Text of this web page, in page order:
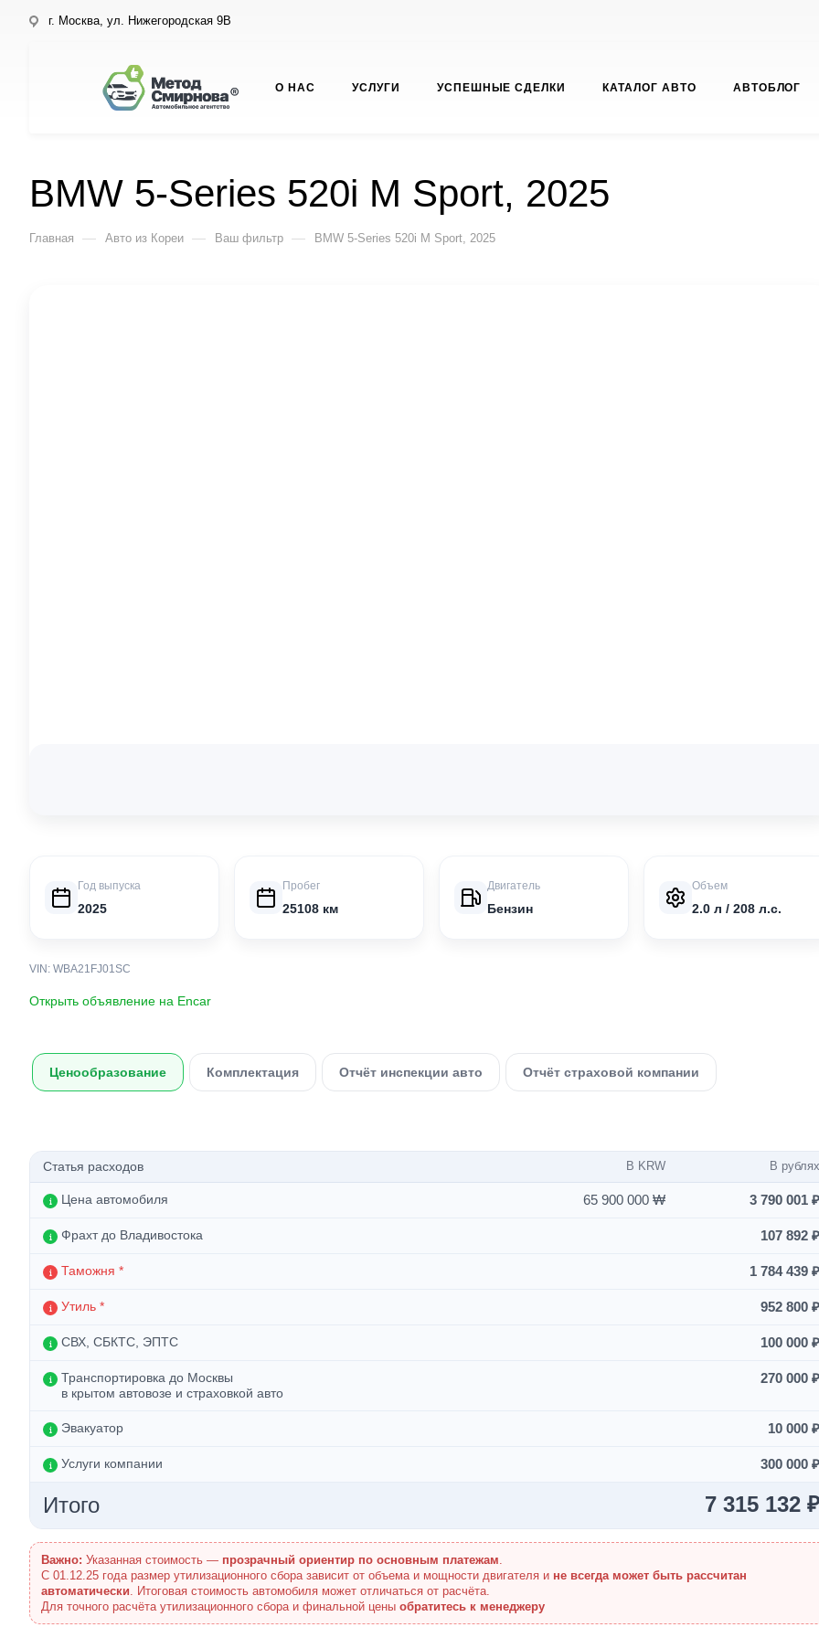
г. Москва, ул. Нижегородская 9В
О НАС УСЛУГИ УСПЕШНЫЕ СДЕЛКИ КАТАЛОГ АВТО АВТОБЛОГ
BMW 5-Series 520i M Sport, 2025
Главная — Авто из Кореи — Ваш фильтр — BMW 5-Series 520i M Sport, 2025
Год выпуска
2025
Пробег
25108 км
Двигатель
Бензин
Объем
2.0 л / 208 л.с.
VIN: WBA21FJ01SC
Открыть объявление на Encar
Ценообразование Комплектация Отчёт инспекции авто Отчёт страховой компании
Статья расходов В KRW В рублях
Цена автомобиля 65 900 000 ₩ 3 790 001 ₽
Фрахт до Владивостока 107 892 ₽
Таможня * 1 784 439 ₽
Утиль * 952 800 ₽
СВХ, СБКТС, ЭПТС 100 000 ₽
Транспортировка до Москвы
в крытом автовозе и страховкой авто
270 000 ₽
Эвакуатор 10 000 ₽
Услуги компании 300 000 ₽
Итого 7 315 132 ₽
Важно: Указанная стоимость — прозрачный ориентир по основным платежам.
С 01.12.25 года размер утилизационного сбора зависит от объема и мощности двигателя и не всегда может быть рассчитан
автоматически. Итоговая стоимость автомобиля может отличаться от расчёта.
Для точного расчёта утилизационного сбора и финальной цены обратитесь к менеджеру